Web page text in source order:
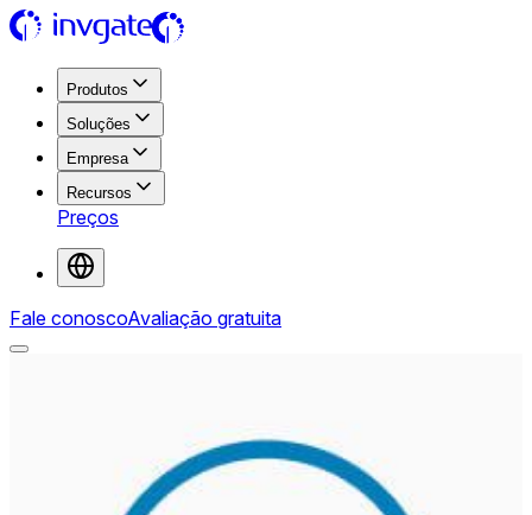
Produtos
Soluções
Empresa
Recursos
Preços
Fale conoscoAvaliação gratuita